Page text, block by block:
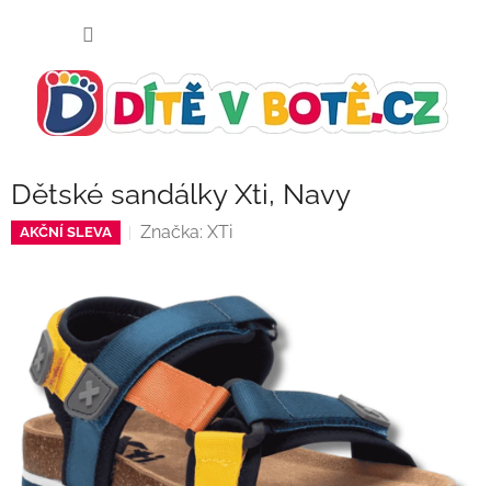
Dětské sandálky Xti, Navy
AKČNÍ SLEVA Značka: XTi